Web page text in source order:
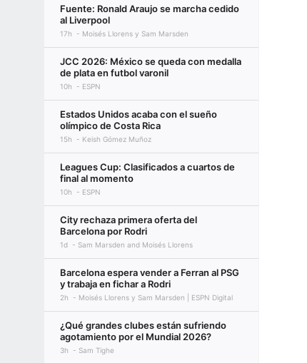
Fuente: Ronald Araujo se marcha cedido
al Liverpool
17h Moisés Llorens y Sam Marsden
JCC 2026: México se queda con medalla
de plata en futbol varonil
10h ESPN
Estados Unidos acaba con el sueño
olímpico de Costa Rica
15h Keish Gómez Muñoz
Leagues Cup: Clasificados a cuartos de
final al momento
10h ESPN
City rechaza primera oferta del
Barcelona por Rodri
1d Sam Marsden and Moisés Llorens
Barcelona espera vender a Ferran al PSG
y trabaja en fichar a Rodri
2h Moisés Llorens y Sam Marsden | ESPN Digital
¿Qué grandes clubes están sufriendo
agotamiento por el Mundial 2026?
3h Sam Tighe